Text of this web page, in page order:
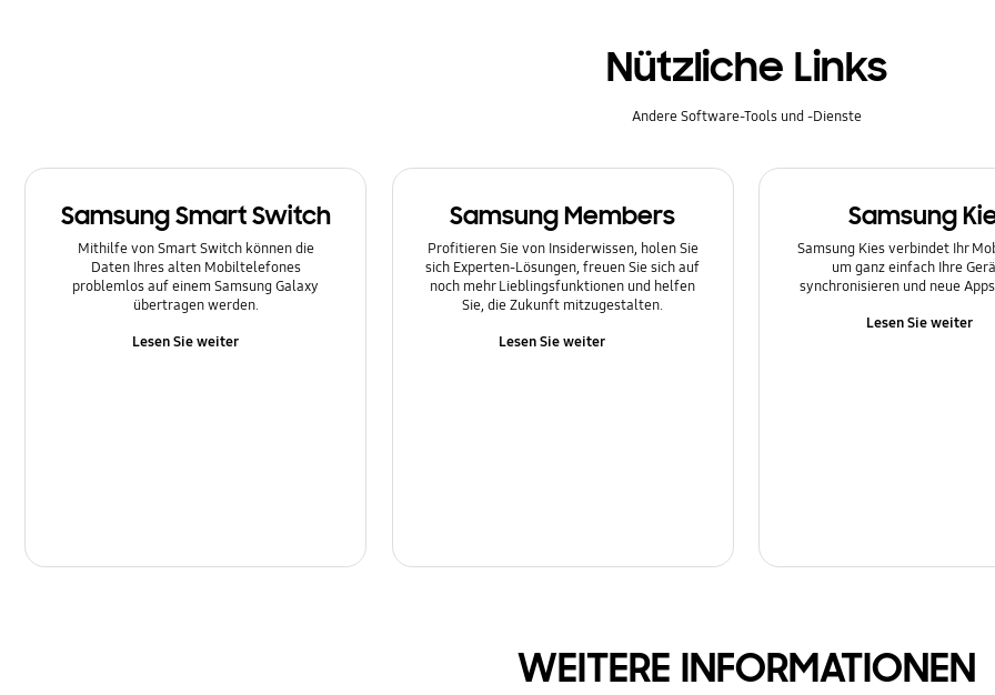
Software-Upgrade
Sperre
Stromversorgung
Nützliche Links
Andere Software-Tools und -Dienste
Samsung Smart Switch
Mithilfe von Smart Switch können die
Daten Ihres alten Mobiltelefones
problemlos auf einem Samsung Galaxy
übertragen werden.
Lesen Sie weiter
Samsung Members
Profitieren Sie von Insiderwissen, holen Sie
sich Experten-Lösungen, freuen Sie sich auf
noch mehr Lieblingsfunktionen und helfen
Sie, die Zukunft mitzugestalten.
Lesen Sie weiter
Samsung
Samsung Kies verbindet Ihr
um ganz einfach Ihre
synchronisieren und neue
Lesen Sie weiter
WEITERE INFORMATIONEN